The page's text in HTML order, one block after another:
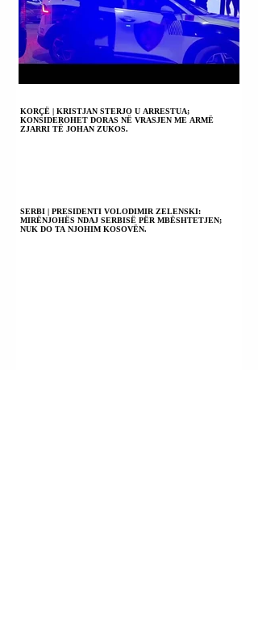
KORÇË | KRISTJAN STERJO U ARRESTUA;
KONSIDEROHET DORAS NË VRASJEN ME ARMË
ZJARRI TË JOHAN ZUKOS.
SERBI | PRESIDENTI VOLODIMIR ZELENSKI:
MIRËNJOHËS NDAJ SERBISË PËR MBËSHTETJEN;
NUK DO TA NJOHIM KOSOVËN.